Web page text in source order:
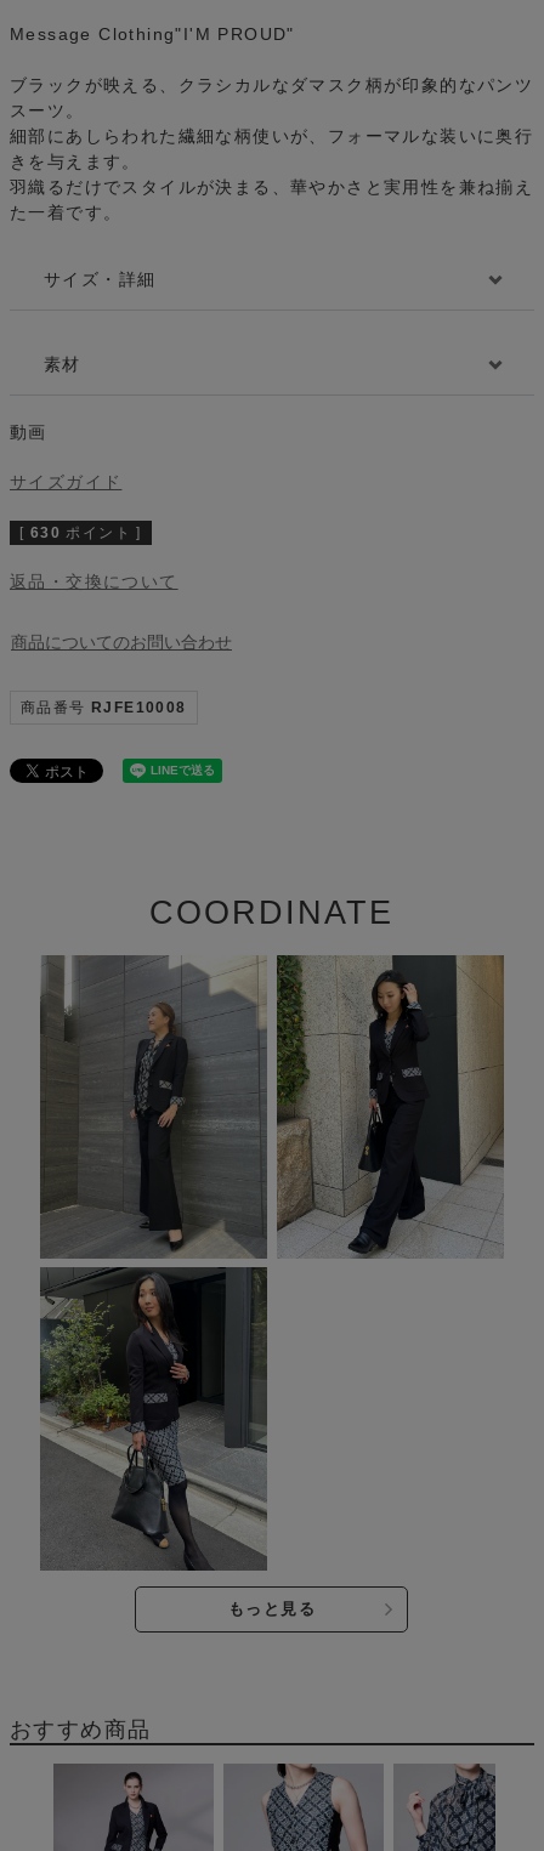
Message Clothing"I'M PROUD"
ブラックが映える、クラシカルなダマスク柄が印象的なパンツ
スーツ。
細部にあしらわれた繊細な柄使いが、フォーマルな装いに奥行
きを与えます。
羽織るだけでスタイルが決まる、華やかさと実用性を兼ね揃え
た一着です。
サイズ・詳細
素材
動画
サイズガイド
[ 630 ポイント ]
返品・交換について
商品についてのお問い合わせ
商品番号 RJFE10008
COORDINATE
もっと見る
おすすめ商品